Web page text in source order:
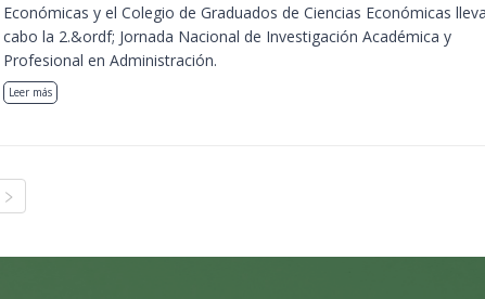
Económicas y el Colegio de Graduados de Ciencias Económicas
cabo la 2.&ordf; Jornada Nacional de Investigación Académica y
Profesional en Administración.
Leer más